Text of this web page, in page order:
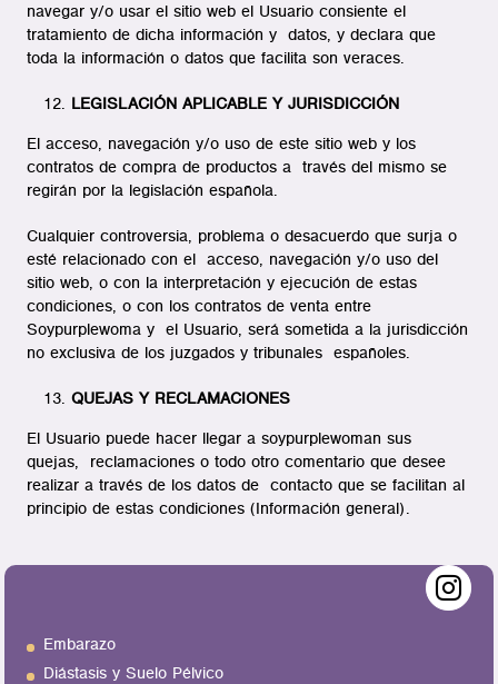
navegar y/o usar el sitio web el Usuario consiente el
tratamiento de dicha información y datos, y declara que
toda la información o datos que facilita son veraces.
LEGISLACIÓN APLICABLE Y JURISDICCIÓN
El acceso, navegación y/o uso de este sitio web y los
contratos de compra de productos a través del mismo se
regirán por la legislación española.
Cualquier controversia, problema o desacuerdo que surja o
esté relacionado con el acceso, navegación y/o uso del
sitio web, o con la interpretación y ejecución de estas
condiciones, o con los contratos de venta entre
Soypurplewoma y el Usuario, será sometida a la jurisdicción
no exclusiva de los juzgados y tribunales españoles.
QUEJAS Y RECLAMACIONES
El Usuario puede hacer llegar a soypurplewoman sus
quejas, reclamaciones o todo otro comentario que desee
realizar a través de los datos de contacto que se facilitan al
principio de estas condiciones (Información general).
Embarazo
Diástasis y Suelo Pélvico